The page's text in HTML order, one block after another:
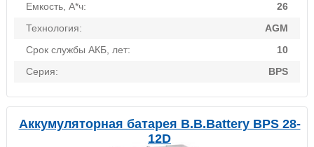
Емкость, А*ч:
26
Технология:
AGM
Срок службы АКБ, лет:
10
Серия:
BPS
Аккумуляторная батарея B.B.Battery BPS 28-
12D